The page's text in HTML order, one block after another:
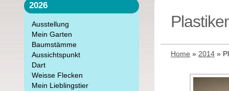
2026
Ausstellung
Mein Garten
Baumstämme
Aussichtspunkt
Dart
Weisse Flecken
Mein Lieblingstier
Home » 2014 »